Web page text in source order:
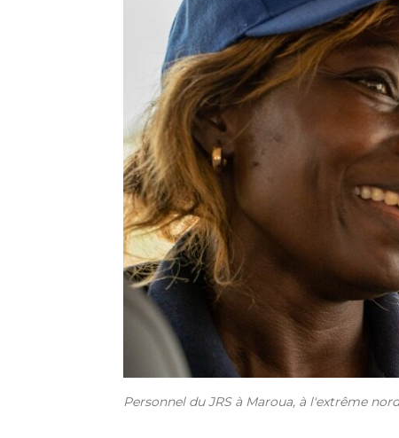
Personnel du JRS à Maroua, à l'extrême